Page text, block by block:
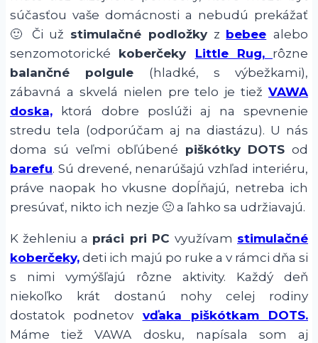
súčasťou vaše domácnosti a nebudú prekážať
🙂 Či už stimulačné podložkyz bebee alebo
senzomotorické koberčeky Little Rug,
rôzne
balančné polgule (hladké, s výbežkami),
zábavná a skvelá nielen pre telo je tiež VAWA
doska, ktorá dobre poslúži aj na spevnenie
stredu tela (odporúčam aj na diastázu). U nás
doma sú veľmi obľúbené piškótky DOTS od
barefu. Sú drevené, nenarúšajú vzhľad interiéru,
práve naopak ho vkusne dopĺňajú, netreba ich
presúvať, nikto ich nezje 🙂 a ľahko sa udržiavajú.
K žehleniu a práci pri PC využívam stimulačné
koberčeky, deti ich majú po ruke a v rámci dňa si
s nimi vymýšľajú rôzne aktivity. Každý deň
niekoľko krát dostanú nohy celej rodiny
dostatok podnetov vďaka piškótkam DOTS.
Máme tiež VAWA dosku, napísala som aj